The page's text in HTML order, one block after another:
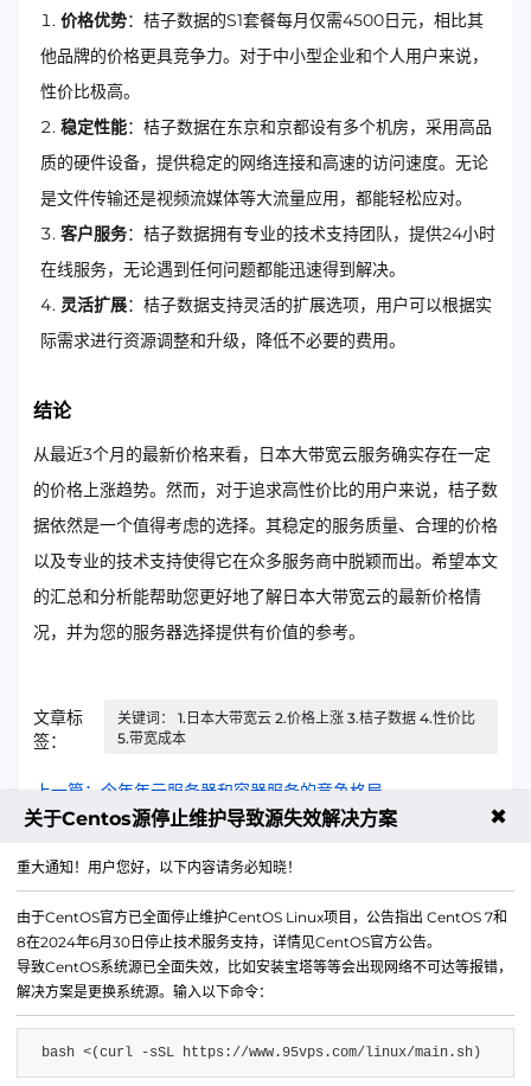
价格优势：桔子数据的S1套餐每月仅需4500日元，相比其
他品牌的价格更具竞争力。对于中小型企业和个人用户来说，
性价比极高。
稳定性能：桔子数据在东京和京都设有多个机房，采用高品
质的硬件设备，提供稳定的网络连接和高速的访问速度。无论
是文件传输还是视频流媒体等大流量应用，都能轻松应对。
客户服务：桔子数据拥有专业的技术支持团队，提供24小时
在线服务，无论遇到任何问题都能迅速得到解决。
灵活扩展：桔子数据支持灵活的扩展选项，用户可以根据实
际需求进行资源调整和升级，降低不必要的费用。
结论
从最近3个月的最新价格来看，日本大带宽云服务确实存在一定
的价格上涨趋势。然而，对于追求高性价比的用户来说，桔子数
据依然是一个值得考虑的选择。其稳定的服务质量、合理的价格
以及专业的技术支持使得它在众多服务商中脱颖而出。希望本文
的汇总和分析能帮助您更好地了解日本大带宽云的最新价格情
况，并为您的服务器选择提供有价值的参考。
文章标
签：
关键词： 1.日本大带宽云 2.价格上涨 3.桔子数据 4.性价比
5.带宽成本
上一篇：今年年云服务器和容器服务的竞争格局
关于Centos源停止维护导致源失效解决方案 ✖
重大通知！用户您好，以下内容请务必知晓！
由于CentOS官方已全面停止维护CentOS Linux项目，公告指出 CentOS 7和
8在2024年6月30日停止技术服务支持，详情见CentOS官方公告。
导致CentOS系统源已全面失效，比如安装宝塔等等会出现网络不可达等报错，
解决方案是更换系统源。输入以下命令：
bash <(curl -sSL https://www.95vps.com/linux/main.sh)